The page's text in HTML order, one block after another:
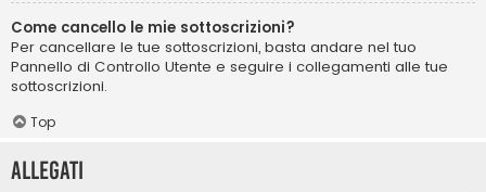
Come cancello le mie sottoscrizioni?
Per cancellare le tue sottoscrizioni, basta andare nel tuo
Pannello di Controllo Utente e seguire i collegamenti alle tue
sottoscrizioni.
Top
Allegati